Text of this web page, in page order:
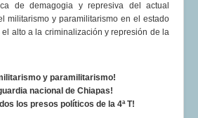
de demagogia y represiva del actual
militarismo y paramilitarismo en el estado
alto a la criminalización y represión de la
y paramilitarismo!
nacional de Chiapas!
los presos políticos de la 4ª T!